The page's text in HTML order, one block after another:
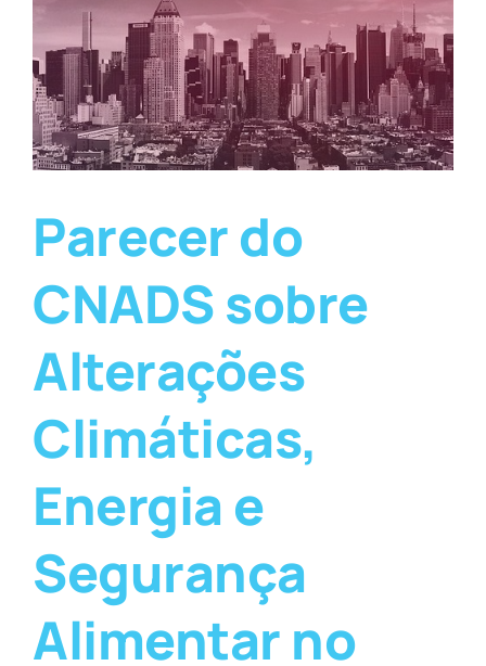
Parecer do
CNADS sobre
Alterações
Climáticas,
Energia e
Segurança
Alimentar no